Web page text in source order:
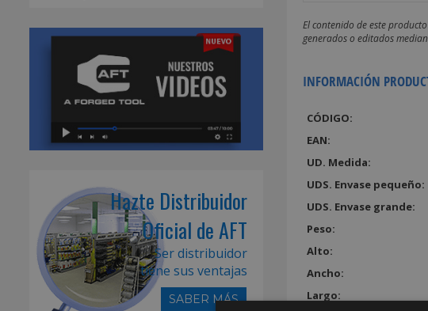
El contenido de este
generados o editados
INFORMACIÓN
CÓDIGO:
EAN:
UD. Medida:
UDS. Envase pequeño:
UDS. Envase grande:
Peso:
Alto:
Ancho:
Largo:
Hazte Distribuidor
Oficial de AFT
Ser distribuidor
tiene sus ventajas
SABER MÁS